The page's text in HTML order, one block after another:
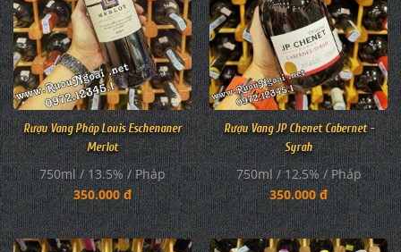
Rượu Vang Pháp Louis Eschenaner
Merlot
750ml / 13.5% / Pháp
350.000 đ
Rượu Vang JP Chenet Cabernet -
Syrah
750ml / 12,5% / Pháp
350.000 đ